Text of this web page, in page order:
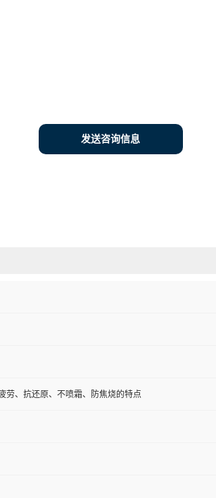
发送咨询信息
劳、抗还原、不喷霜、防焦烧的特点